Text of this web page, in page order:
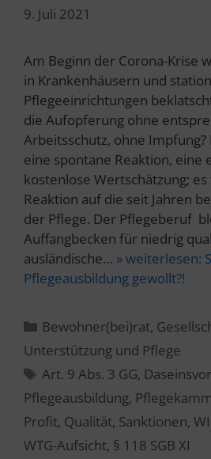
9. Juli 2021
Am Beginn der Corona-Krise
in Krankenhäusern und
Pflegeeinrichtungen
die Aufopferung ohne
Arbeitsschutz, ohne Impfung?
eine spontane Reaktion, eine
kostenlose Wertschätzung;
Reaktion auf die seit Jahren
der Pflege. Der Pflegeberuf
Auffangbecken für niedrig
ausländische… » weiterlesen:
Pflegeausbildung gewollt?!
Kategorien
Bewohner(bei)rat,
Unterstützung und Pflege
Schlagwörter
Art. 9 Abs. 3 GG,
Pflegeausbildung,
Profit, Qualität, Sanktionen,
WTG-Aufsicht, § 118 SGB XI